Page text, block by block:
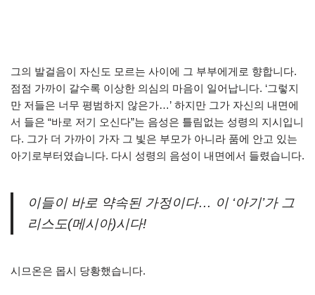
그의 발걸음이 자신도 모르는 사이에 그 부부에게로 향합니다.
점점 가까이 갈수록 이상한 의심의 마음이 일어납니다. ‘그렇지
만 저들은 너무 평범하지 않은가…’ 하지만 그가 자신의 내면에
서 들은 “바로 저기 오신다”는 음성은 틀림없는 성령의 지시입니
다. 그가 더 가까이 가자 그 빛은 부모가 아니라 품에 안고 있는
아기로부터였습니다. 다시 성령의 음성이 내면에서 들렸습니다.
이들이 바로 약속된 가정이다… 이 ‘아기’가 그
리스도(메시아)시다!
시므온은 몹시 당황했습니다.